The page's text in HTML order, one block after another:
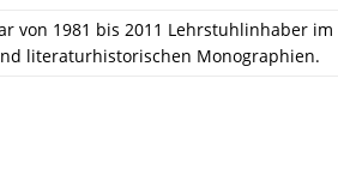
von 1981 bis 2011 Lehrstuhlinhaber
literaturhistorischen Monographien.